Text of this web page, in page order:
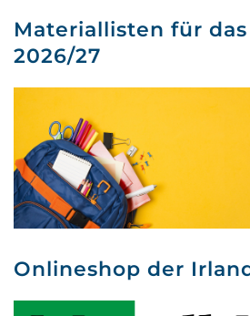
Materiallisten für
2026/27
Onlineshop der